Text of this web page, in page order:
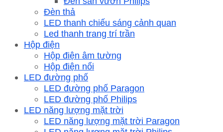
Đèn thả
LED thanh chiếu sáng cảnh quan
Led thanh trang trí trần
Hộp điện
Hộp điện âm tường
Hộp điện nổi
LED đường phố
LED đường phố Paragon
LED đường phố Philips
LED năng lượng mặt trời
LED năng lượng mặt trời Paragon